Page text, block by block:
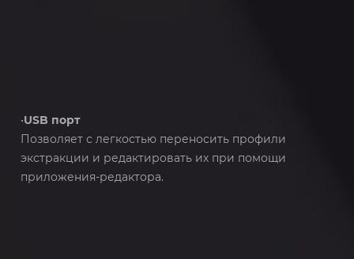
•USB порт
Позволяет с легкостью переносить профили
экстракции и редактировать их при помощи
приложения-редактора.